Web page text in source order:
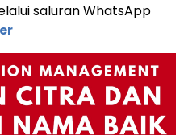
saluran WhatsApp